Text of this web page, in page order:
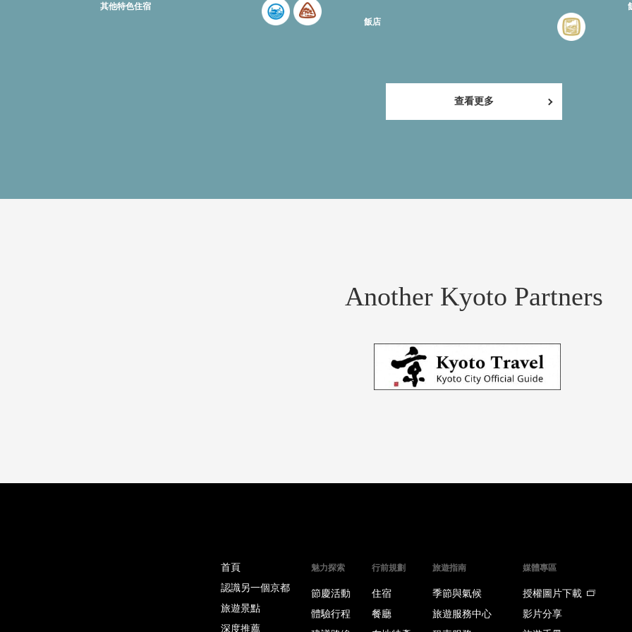
其他特色住宿
飯店
查看更多
Another Kyoto Partners
首頁
認識另一個京都
旅遊景點
深度推薦
魅力探索
節慶活動
體驗行程
行前規劃
住宿
餐廳
旅遊指南
季節與氣候
旅遊服務中心
媒體專區
授權圖片下載
影片分享